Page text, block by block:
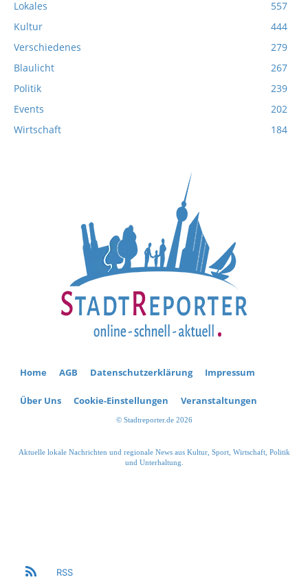
Lokales
557
Kultur
444
Verschiedenes
279
Blaulicht
267
Politik
239
Events
202
Wirtschaft
184
Home AGB Datenschutzerklärung Impressum
Über Uns Cookie-Einstellungen Veranstaltungen
© Stadtreporter.de 2026
Aktuelle lokale Nachrichten und regionale News aus Kultur, Sport, Wirtschaft, Politik
und Unterhaltung.
RSS